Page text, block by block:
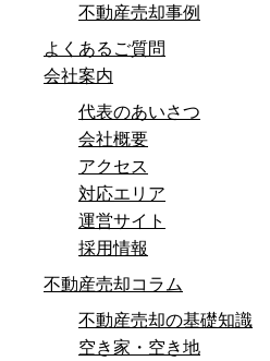
不動産売却事例
よくあるご質問
会社案内
代表のあいさつ
会社概要
アクセス
対応エリア
運営サイト
採用情報
不動産売却コラム
不動産売却の基礎知識
空き家・空き地